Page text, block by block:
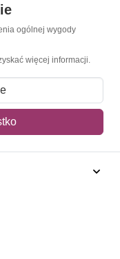
ogólnej wygody
więcej informacji.